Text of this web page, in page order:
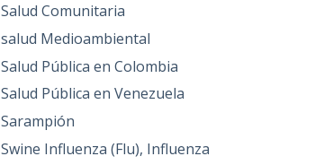
Salud Comunitaria
salud Medioambiental
Salud Pública en Colombia
Salud Pública en Venezuela
Sarampión
Swine Influenza (Flu), Influenza